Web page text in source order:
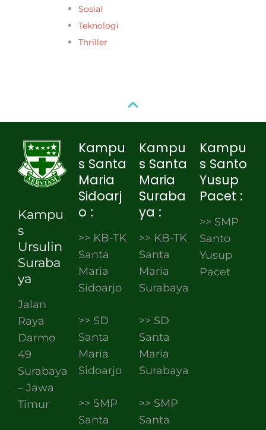
Sosial
Teknologi
Thriller
Kampu
s
Ursulin
Suraba
ya
Jalan
Raya
Darmo
49
Surabaya
– Jawa
Timur
Kampu
s Santa
Maria
Sidoarj
o :
>> KB-TK
Santa
Maria
Sidoarjo
>> SD
Santa
Maria
Sidoarjo
>> SMP
Santa
Kampu
s Santa
Maria
Suraba
ya :
>> KB-TK
Santa
Maria
Surabaya
>> SD
Santa
Maria
Surabaya
>> SMP
Santa
Kampu
s Santo
Yusup
Pacet :
>> SMP
Santo
Yusup
Pacet